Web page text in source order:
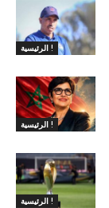
الرئيسية !
الرئيسية !
الرئيسية !